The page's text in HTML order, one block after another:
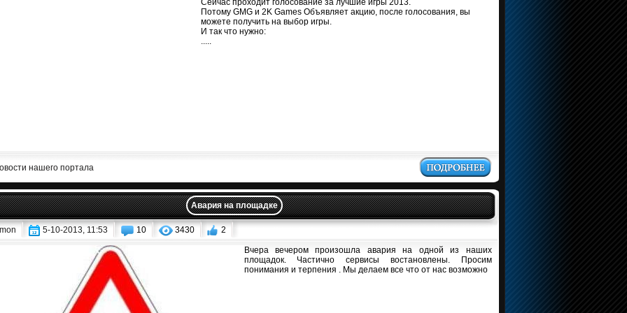
Сейчас проходит голосование за лучшие игры 2013.
Потому GMG и 2K Games Объявляет акцию, после голосования, вы
можете получить на выбор игры.
И так что нужно:
.....
нашего портала
Авария на площадке
5-10-2013, 11:53 10 3430 2
Вчера вечером произошла авария на одной из наших
площадок. Частично сервисы востановлены. Просим
понимания и терпения . Мы делаем все что от нас возможно